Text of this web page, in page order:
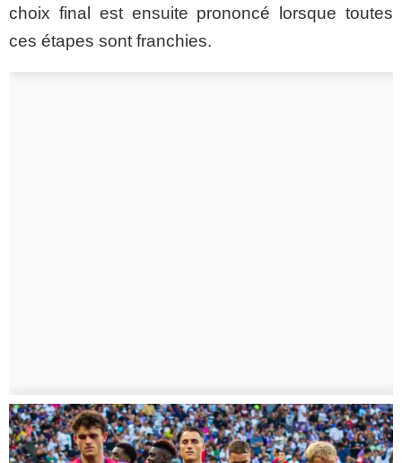
choix final est ensuite prononcé lorsque toutes
ces étapes sont franchies.